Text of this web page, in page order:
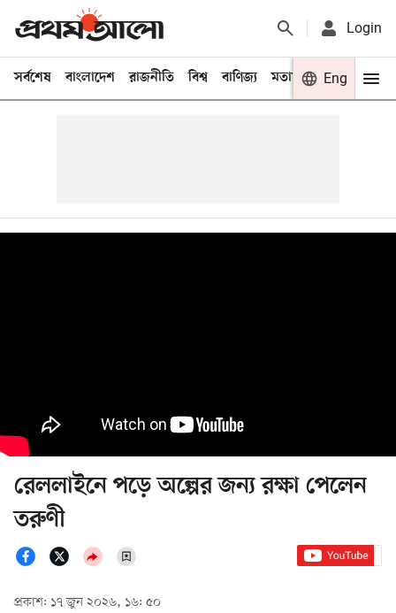
Login
সর্বশেষ বাংলাদেশ রাজনীতি বিশ্ব বাণিজ্য মতামত খেলা
Eng
রেললাইনে পড়ে অল্পের জন্য রক্ষা পেলেন
তরুণী
প্রকাশ: ১৭ জুন ২০২৬, ১৬: ৫০